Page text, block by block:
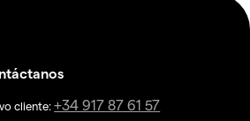
cliente:+34 917 87 61 57